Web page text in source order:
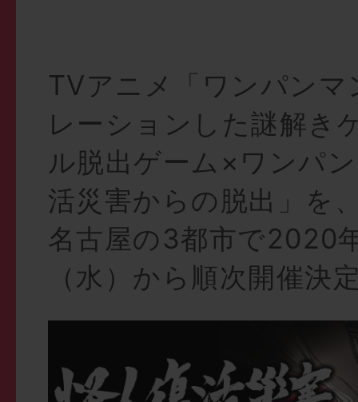
TVアニメ「ワンパンマ
レーションした謎解き
ル脱出ゲーム×ワンパ
活災害からの脱出」を
名古屋の3都市で2020
（水）から順次開催決